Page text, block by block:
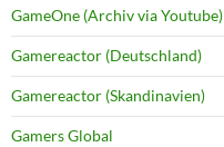
GameOne (Archiv via Youtube)
Gamereactor (Deutschland)
Gamereactor (Skandinavien)
Gamers Global